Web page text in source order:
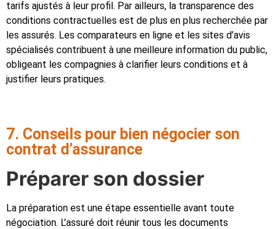
tarifs ajustés à leur profil. Par ailleurs, la transparence des
conditions contractuelles est de plus en plus recherchée par
les assurés. Les comparateurs en ligne et les sites d’avis
spécialisés contribuent à une meilleure information du public,
obligeant les compagnies à clarifier leurs conditions et à
justifier leurs pratiques.
7. Conseils pour bien négocier son
contrat d’assurance
Préparer son dossier
La préparation est une étape essentielle avant toute
négociation. L’assuré doit réunir tous les documents